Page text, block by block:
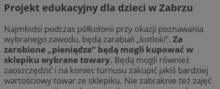
Projekt edukacyjny dla dzieci w Zabrzu
Najmłodsi podczas półkolonii przy okazji poznawania
wybranego zawodu, będą zarabiali „kotloki”. Za
zarobione „pieniądze” będą mogli kupować w
sklepiku wybrane towary. Będą mogli również
zaoszczędzić i na koniec turnusu zakupić jakiś bardziej
wartościowy towar ze sklepiku. Nie zabraknie też zajęć